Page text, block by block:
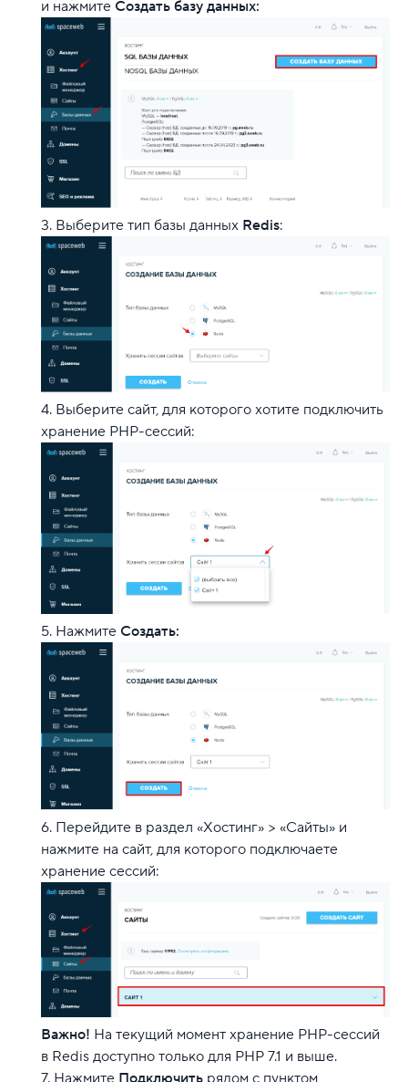
и нажмите Создать базу данных:
Выберите тип базы данных Redis:
Выберите сайт, для которого хотите подключить
хранение PHP-сессий:
Нажмите Создать:
Перейдите в раздел «Хостинг» > «Сайты» и
нажмите на сайт, для которого подключаете
хранение сессий:
Важно! На текущий момент хранение PHP-сессий
в Redis доступно только для PHP 7.1 и выше.
Нажмите Подключить рядом с пунктом